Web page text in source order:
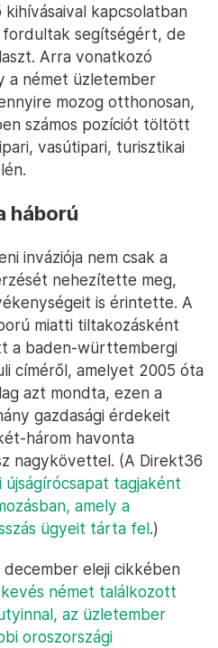
kapcsolatban
segítségért, de
Arra vonatkozó
a német üzletember
mozog otthonosan,
számos pozíciót töltött
vasútipari, turisztikai
háború
inváziója nem csak a
nehezítette meg,
is érintette. A
miatti tiltakozásként
a baden-württembergi
címéről, amelyet 2005 óta
azt mondta, ezen a
gazdasági érdekeit
három havonta
nagykövettel. (A Direkt36
újságírócsapat tagjaként
amely a
ügyeit tárta fel.)
eleji cikkében
német találkozott
az üzletember
oroszországi